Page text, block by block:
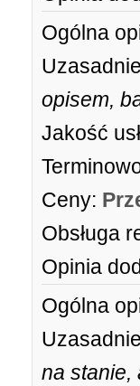
Ogólna
opisem,
Jakość
Ceny:
Obsługa
Opinia
Ogólna
na stanie,